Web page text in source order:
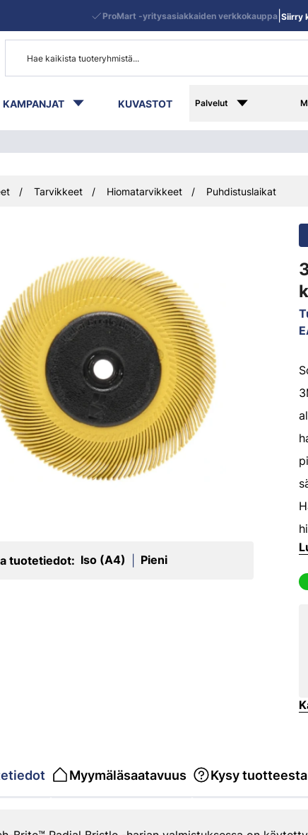
KAMPANJAT KUVASTOT Palvelut
ProMart -yritysasiakkaiden verkkokauppa| Siirry
Tarvikkeet Hiomatarvikkeet Puhdistuslaikat
tuotetiedot: Iso (A4) Pieni
Myymäläsaatavuus Kysy tuotteesta